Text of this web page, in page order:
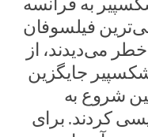
به فرانسه
فیلسوفان
می‌دیدند، از
جایگزین
شروع به
کردند. برای